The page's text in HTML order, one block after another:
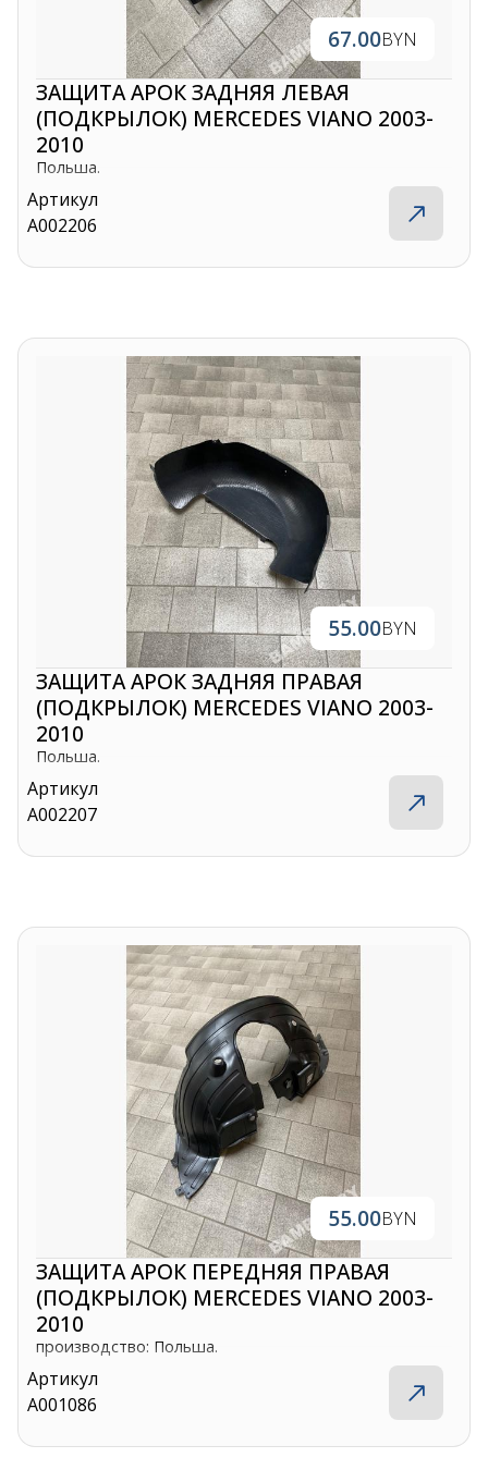
67.00BYN
ЗАЩИТА АРОК ЗАДНЯЯ ЛЕВАЯ
(ПОДКРЫЛОК) MERCEDES VIANO 2003-
2010
Польша.
Артикул
A002206
55.00BYN
ЗАЩИТА АРОК ЗАДНЯЯ ПРАВАЯ
(ПОДКРЫЛОК) MERCEDES VIANO 2003-
2010
Польша.
Артикул
A002207
55.00BYN
ЗАЩИТА АРОК ПЕРЕДНЯЯ ПРАВАЯ
(ПОДКРЫЛОК) MERCEDES VIANO 2003-
2010
производство: Польша.
Артикул
A001086